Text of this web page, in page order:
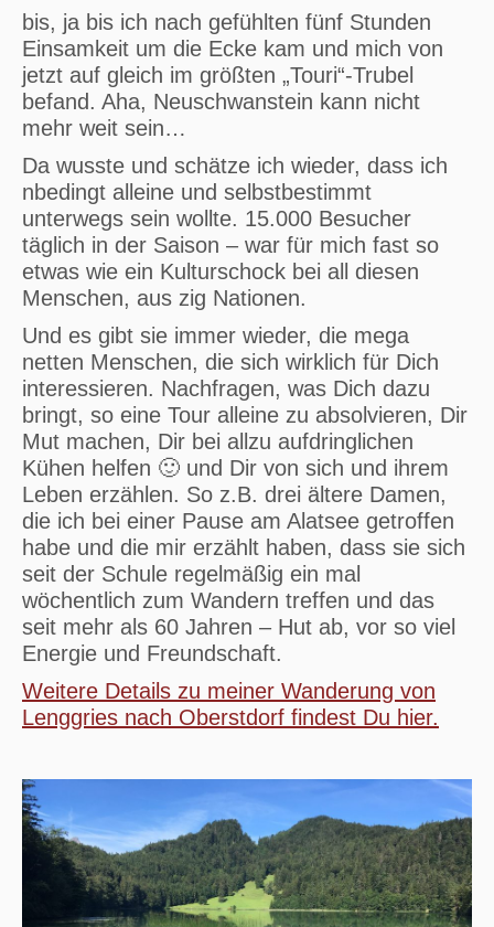
bis, ja bis ich nach gefühlten fünf Stunden
Einsamkeit um die Ecke kam und mich von
jetzt auf gleich im größten „Touri“-Trubel
befand. Aha, Neuschwanstein kann nicht
mehr weit sein…
Da wusste und schätze ich wieder, dass ich
nbedingt alleine und selbstbestimmt
unterwegs sein wollte. 15.000 Besucher
täglich in der Saison – war für mich fast so
etwas wie ein Kulturschock bei all diesen
Menschen, aus zig Nationen.
Und es gibt sie immer wieder, die mega
netten Menschen, die sich wirklich für Dich
interessieren. Nachfragen, was Dich dazu
bringt, so eine Tour alleine zu absolvieren, Dir
Mut machen, Dir bei allzu aufdringlichen
Kühen helfen 🙂 und Dir von sich und ihrem
Leben erzählen. So z.B. drei ältere Damen,
die ich bei einer Pause am Alatsee getroffen
habe und die mir erzählt haben, dass sie sich
seit der Schule regelmäßig ein mal
wöchentlich zum Wandern treffen und das
seit mehr als 60 Jahren – Hut ab, vor so viel
Energie und Freundschaft.
Weitere Details zu meiner Wanderung von
Lenggries nach Oberstdorf findest Du hier.